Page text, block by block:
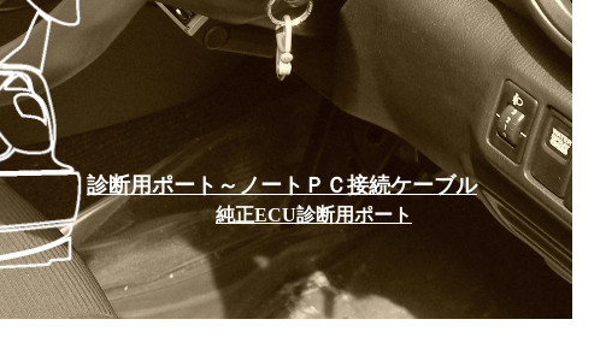
診断用ポート～ノートＰＣ接続ケーブル
純正ECU診断用ポート